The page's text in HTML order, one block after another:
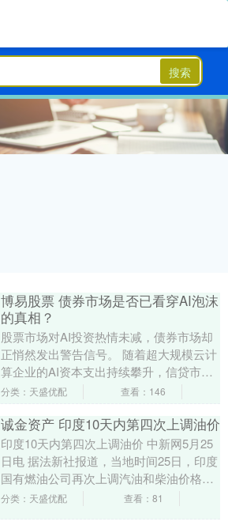
搜索
博易股票 债券市场是否已看穿AI泡沫
的真相？
股票市场对AI投资热情未减，债券市场却
正悄然发出警告信号。 随着超大规模云计
算企业的AI资本支出持续攀升，信贷市场
的容忍度正在明显收窄。Meta发行的270
分类：天盛优配 查看：146
诚金资产 印度10天内第四次上调油价
印度10天内第四次上调油价 中新网5月25
日电 据法新社报道，当地时间25日，印度
国有燃油公司再次上调汽油和柴油价格，
这是10天内第四次上调。 报道称，自2月
分类：天盛优配 查看：81